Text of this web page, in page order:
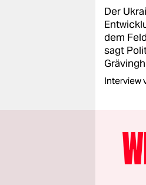
Der
dem
sagt
Interview